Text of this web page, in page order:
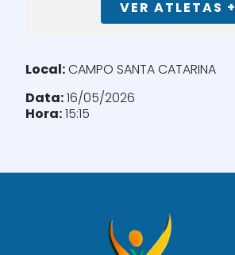
VER ATLETAS +
Local:CAMPO SANTA CATARINA
Data:16/05/2026
Hora:15:15